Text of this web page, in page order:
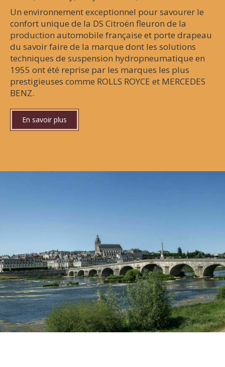
Un environnement exceptionnel pour savourer le
confort unique de la DS Citroën fleuron de la
production automobile française et porte drapeau
du savoir faire de la marque dont les solutions
techniques de suspension hydropneumatique en
1955 ont été reprise par les marques les plus
prestigieuses comme ROLLS ROYCE et MERCEDES
BENZ.
En savoir plus